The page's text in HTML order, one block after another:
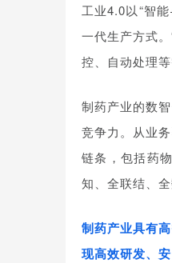
工业4.0以“智
一代生产方式
控、自动处理等
制药产业的数
竞争力。从业
链条，包括药
知、全联结、
制药产业具有
现高效研发、